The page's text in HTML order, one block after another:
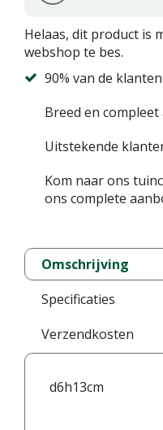
Helaas, dit product is
webshop te bes.
90% van de
Breed en
Uitstekende
Kom naar ons
ons complete
Omschrijving
Specificaties
Verzendkosten
d6h13cm